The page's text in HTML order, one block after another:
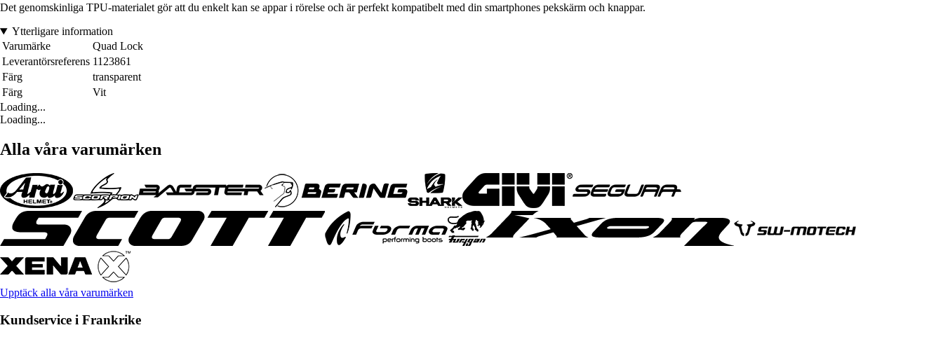
Det genomskinliga TPU-materialet gör att du enkelt kan se appar i rörelse och är perfekt kompatibelt med din smartphones pekskärm och knappar.
Ytterligare information
Varumärke
Quad Lock
Leverantörsreferens 1123861
Färg
transparent
Färg
Vit
Loading...
Loading...
Alla våra varumärken
Upptäck alla våra varumärken
Kundservice i Frankrike